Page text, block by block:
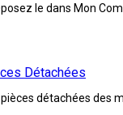
le dans Mon
Détachées
pièces détachées des